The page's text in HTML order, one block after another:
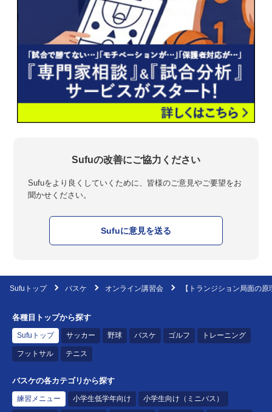
Sufuの改善にご協力ください
Sufuをより良くしていくために、皆様のご意見やご要望をお
聞かせください。
Sufuに意見を送る
Sufuトップ バスケ オンライン講習会 【トランジション局面の
各種目トップから探す
Sufuトップ サッカー 野球 バスケ ゴルフ トレーニング
フットサル テニス
バスケの各カテゴリから探す
練習メニュー 小学生低学年向け 小学生向け（ミニバス）